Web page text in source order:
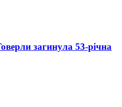
загинула 53-річна